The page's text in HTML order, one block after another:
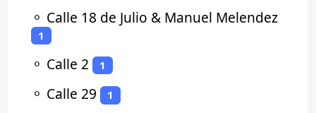
⚬ Calle 18 de Julio & Manuel Melendez
1
⚬ Calle 2 1
⚬ Calle 29 1